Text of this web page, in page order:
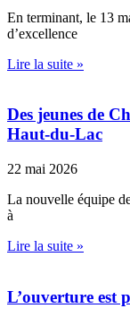
En terminant, le 13
d’excellence
Lire la suite »
Des jeunes de
Haut-du-Lac
22 mai 2026
La nouvelle équipe
à
Lire la suite »
L’ouverture est